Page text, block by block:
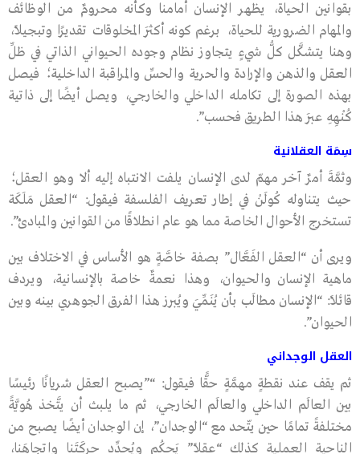
بقوانين الحياة، يظهر الإنسان أمامنا وكأنه محرومٌ من الوظائف
والمهام الضرورية للحياة، برغم كونه أكثرَ المخلوقات تقديرًا وتبجيلًا،
وهنا يتشكَّل كلُّ شيءٍ يتجاوز نظام وجوده الحيواني الذاتي في ظلِّ
العقل والذهن والإرادة والحرية والحسِّ والمراقبة الداخلية؛ فيصل
بهذه الصورة إلى تكامله الداخلي والخارجي، ويصل أيضًا إلى ذاتية
كُنْهِهِ عبرَ هذا الطريق فحسب”.
سِمَة العقلانية
وثمَّةَ أمرٌ آخر مهمّ لدى الإنسان يلفت الانتباه إليه ألا وهو العقل؛
حيث يتناوله كُولَنْ في إطار تعريف الفلسفة فيقول: “العقل مَلَكَة
تستخرج الأحوال الخاصة مما هو عام انطلاقًا من القوانين والمبادئ”.
ويرى أن “العقل الفَعَّال” بصفة خاصَّةٍ هو الأساس في الاختلاف بين
ماهية الإنسان والحيوان، وهذا نعمةٌ خاصة بالإنسانية، ويردف
قائلًا: “الإنسان مطالَب بأن يُنَمِّيَ ويُبرز هذا الفرق الجوهري بينه وبين
الحيوان”.
العقل الوجداني
ثم يقف عند نقطةٍ مهمَّةٍ حقًّا فيقول: “”يصبح العقل شريانًا رئيسًا
بين العالَم الداخلي والعالَم الخارجي، ثم ما يلبث أن يتَّخذ هُويَّةً
مختلفةً تمامًا حين يتّحد مع “الوجدان”، إن الوجدان أيضًا يصبح من
الناحية العملية كذلك “عقلًا” يَحكُم ويُحدِّد حركَتَنا واتجاهَنا،